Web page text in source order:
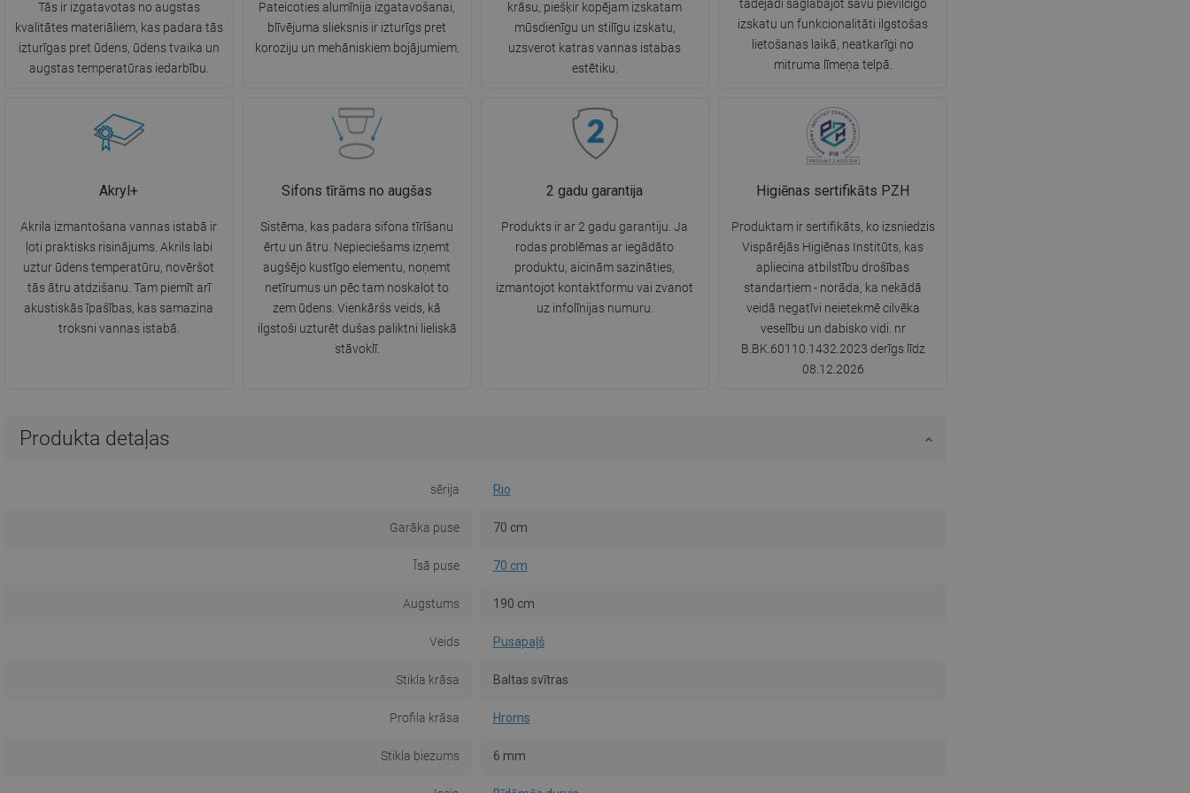
Tās ir izgatavotas no augstas
kvalitātes materiāliem, kas padara tās
izturīgas pret ūdens, ūdens tvaika un
augstas temperatūras iedarbību.
Pateicoties alumīnija izgatavošanai,
blīvējuma slieksnis ir izturīgs pret
koroziju un mehāniskiem bojājumiem.
krāsu, piešķir kopējam izskatam
mūsdienīgu un stilīgu izskatu,
uzsverot katras vannas istabas
estētiku.
tādējādi saglabājot savu pievilcīgo
izskatu un funkcionalitāti ilgstošas
lietošanas laikā, neatkarīgi no
mitruma līmeņa telpā.
Akryl+
Akrila izmantošana vannas istabā ir
ļoti praktisks risinājums. Akrils labi
uztur ūdens temperatūru, novēršot
tās ātru atdzišanu. Tam piemīt arī
akustiskās īpašības, kas samazina
troksni vannas istabā.
Sifons tīrāms no augšas
Sistēma, kas padara sifona tīrīšanu
ērtu un ātru. Nepieciešams izņemt
augšējo kustīgo elementu, noņemt
netīrumus un pēc tam noskalot to
zem ūdens. Vienkāršs veids, kā
ilgstoši uzturēt dušas paliktni lieliskā
stāvoklī.
2 gadu garantija
Produkts ir ar 2 gadu garantiju. Ja
rodas problēmas ar iegādāto
produktu, aicinām sazināties,
izmantojot kontaktformu vai zvanot
uz infolīnijas numuru.
Higiēnas sertifikāts PZH
Produktam ir sertifikāts, ko izsniedzis
Vispārējās Higiēnas Institūts, kas
apliecina atbilstību drošības
standartiem - norāda, ka nekādā
veidā negatīvi neietekmē cilvēka
veselību un dabisko vidi. nr
B.BK.60110.1432.2023 derīgs līdz
08.12.2026
Produkta detaļas
sērija Rio
Garāka puse 70 cm
Īsā puse 70 cm
Augstums 190 cm
Veids Pusapaļš
Stikla krāsa Baltas svītras
Profila krāsa Hroms
Stikla biezums 6 mm
SWEDISH
FINNISH